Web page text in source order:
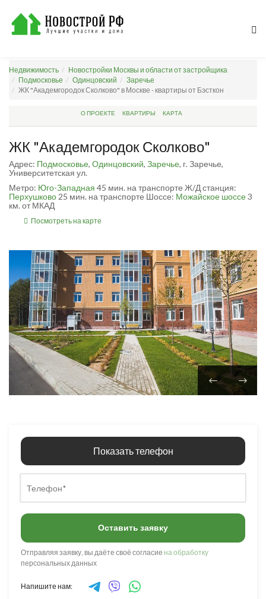
Недвижимость
Новостройки Москвы и области от застройщика
Подмосковье
Одинцовский
Заречье
ЖК "Академгородок Сколково" в Москве - квартиры от Бэсткон
О ПРОЕКТЕ КВАРТИРЫ КАРТА
ЖК "Академгородок Сколково"
Адрес: Подмосковье, Одинцовский, Заречье, г. Заречье,
Университетская ул.
Метро: Юго-Западная 45 мин. на транспорте Ж/Д станция:
Перхушково 25 мин. на транспорте Шоссе: Можайское шоссе3
км. от МКАД
Посмотреть на карте
Показать телефон
Оставить заявку
Отправляя заявку, вы даёте своё согласие на обработку
персональных данных
Напишите нам: